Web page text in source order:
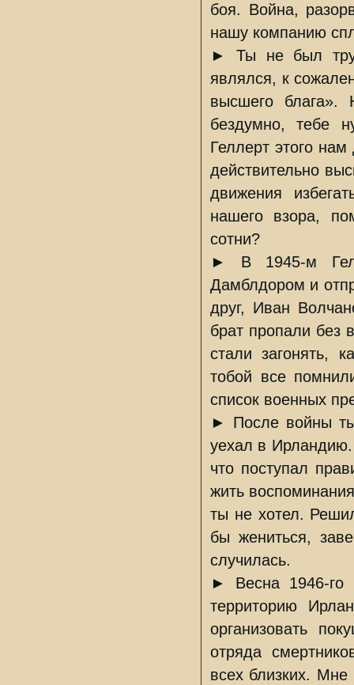
боя. Война,
нашу компанию
► Ты не был
являлся, к
высшего блага».
бездумно, тебе
Геллерт этого
действительно
движения
нашего взора,
сотни?
► В 1945-м
Дамблдором и
друг, Иван
брат пропали без
стали загонять,
тобой все
список военных
► После войны
уехал в
что поступал
жить
ты не хотел.
бы жениться,
случилась.
► Весна 1946-го
территорию
организовать
отряда
всех близких.